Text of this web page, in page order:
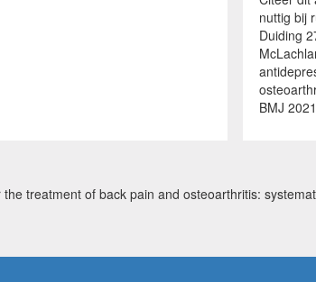
nuttig bij
Duiding
BMJ
treatment of back pain and osteoarthritis: